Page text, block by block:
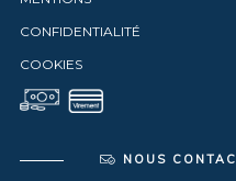
COOKIES